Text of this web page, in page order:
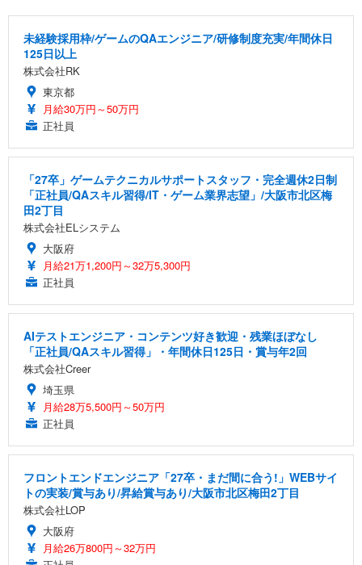
未経験採用枠/ゲームのQAエンジニア/研修制度充実/年間休日
125日以上
株式会社RK
東京都
月給30万円～50万円
正社員
「27卒」ゲームテクニカルサポートスタッフ・完全週休2日制
「正社員/QAスキル習得/IT・ゲーム業界志望」/大阪市北区梅
田2丁目
株式会社ELシステム
大阪府
月給21万1,200円～32万5,300円
正社員
AIテストエンジニア・コンテンツ好き歓迎・残業ほぼなし
「正社員/QAスキル習得」・年間休日125日・賞与年2回
株式会社Creer
埼玉県
月給28万5,500円～50万円
正社員
フロントエンドエンジニア「27卒・まだ間に合う!」WEBサイ
トの実装/賞与あり/昇給賞与あり/大阪市北区梅田2丁目
株式会社LOP
大阪府
月給26万800円～32万円